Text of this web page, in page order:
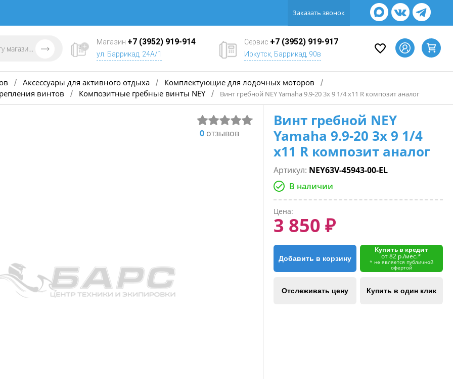
Заказать звонок
Магазин +7 (3952) 919-914
ул. Баррикад, 24А/1
Сервис +7 (3952) 919-917
Иркутск, Баррикад, 90в
/ Аксессуары для активного отдыха / Комплектующие для лодочных моторов
/
винтов
/ Композитные гребные винты NEY / Винт гребной NEY Yamaha 9.9-20 3х 9 1/4 х11 R композит аналог
0отзывов
Винт гребной NEY
Yamaha 9.9-20 3х 9 1/4
х11 R композит аналог
Артикул: NEY63V-45943-00-EL
В наличии
Цена:
3 850 ₽
Добавить в корзину
Купить в кредит
от 82 р./мес.*
* не является публичной
офертой
Отслеживать цену Купить в один клик